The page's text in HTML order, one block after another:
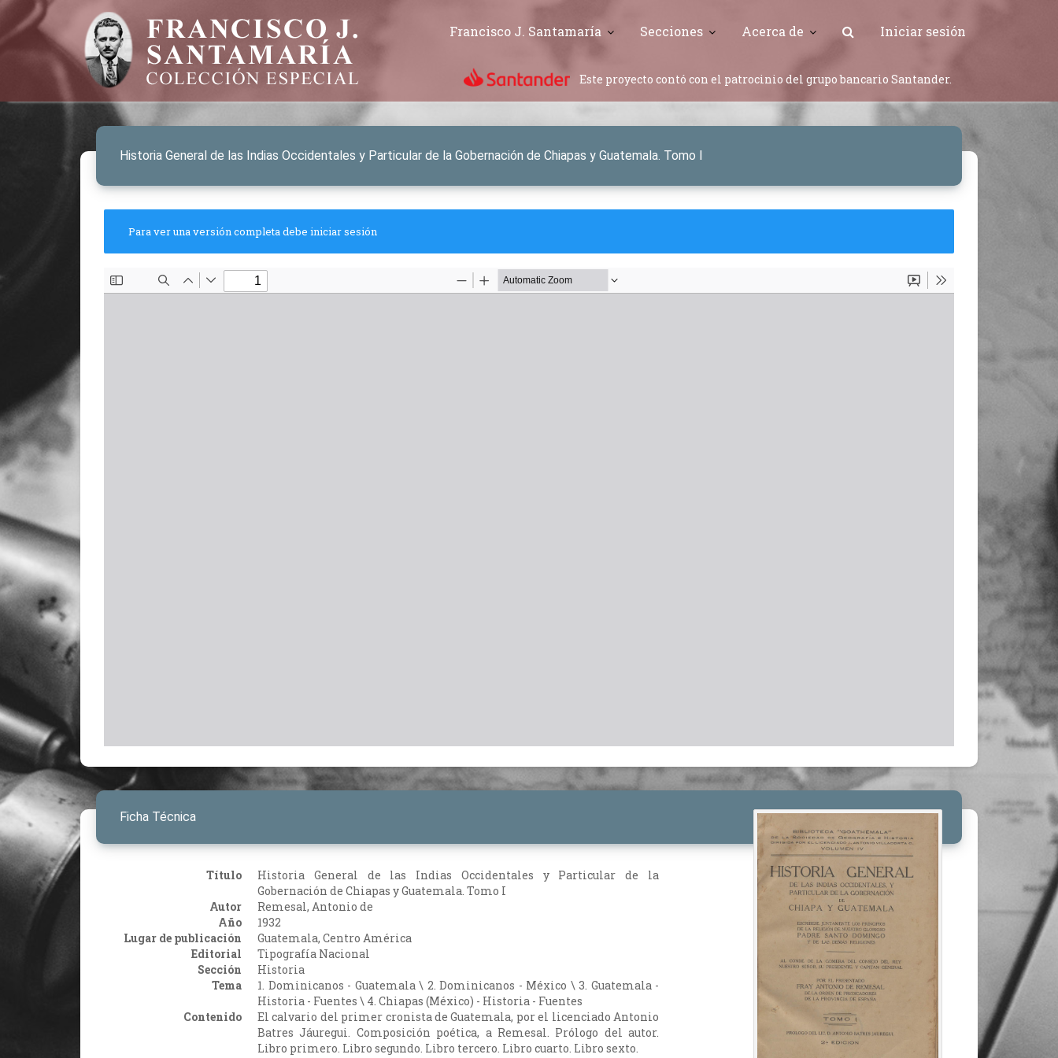
Francisco J. Santamaría Secciones Acerca de Iniciar sesión
Este proyecto contó con el patrocinio del grupo bancario Santander.
Historia General de las Indias Occidentales y Particular de la Gobernación de Chiapas y Guatemala. Tomo I
Para ver una versión completa debe iniciar sesión
Ficha Técnica
Título
Historia General de las Indias Occidentales y Particular de la
Gobernación de Chiapas y Guatemala. Tomo I
Autor
Remesal, Antonio de
Año
1932
Lugar de publicación
Guatemala, Centro América
Editorial
Tipografía Nacional
Sección
Historia
Tema
1. Dominicanos - Guatemala \ 2. Dominicanos - México \ 3. Guatemala -
Historia - Fuentes \ 4. Chiapas (México) - Historia - Fuentes
Contenido
El calvario del primer cronista de Guatemala, por el licenciado Antonio
Batres Jáuregui. Composición poética, a Remesal. Prólogo del autor.
Libro primero. Libro segundo. Libro tercero. Libro cuarto. Libro sexto.